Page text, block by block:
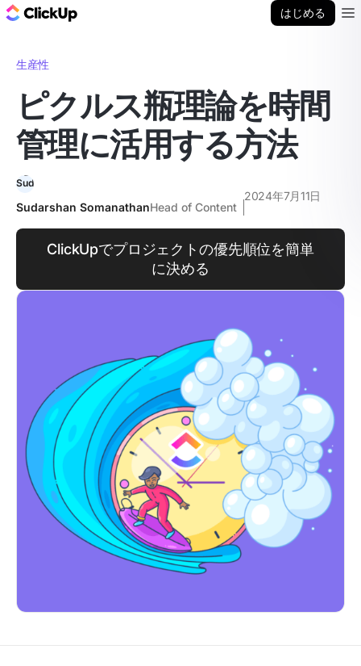
はじめる
生産性
ピクルス瓶理論を時間
管理に活用する方法
Sudarshan SomanathanHead of Content
2024年7月11日
ClickUpでプロジェクトの優先順位を簡単
に決める